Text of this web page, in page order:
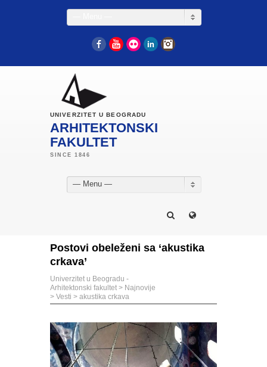
FacebookYouTube
Flickr LinkedIn
UNIVERZITET U BEOGRADU
ARHITEKTONSKI
FAKULTET
— Menu —
Postovi obeleženi sa ‘akustika
crkava’
Univerzitet u Beogradu -
Arhitektonski fakultet > Najnovije
> Vesti > akustika crkava